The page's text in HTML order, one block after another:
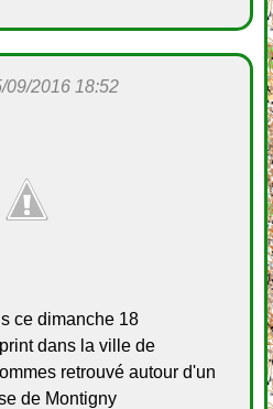
09/2016 18:52
ce dimanche 18
dans la ville de
retrouvé autour d'un
de Montigny